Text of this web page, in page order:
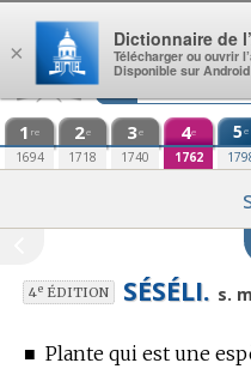
Aller au contenu
1 re
1694
2e
1718
3e
1740
4e
1762
5e
4eÉDITION SÉSÉLI. s.
■ Plante qui est une
×
Dictionnaire de
Télécharger ou ouvrir
Disponible sur